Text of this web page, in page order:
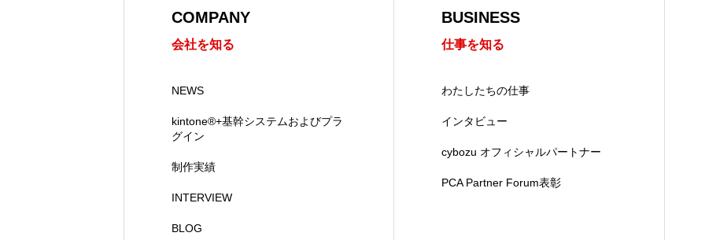
COMPANY
会社を知る
NEWS
kintone®+基幹システムおよびプラ
グイン
制作実績
INTERVIEW
BLOG
BUSINESS
仕事を知る
わたしたちの仕事
インタビュー
cybozu オフィシャルパートナー
PCA Partner Forum表彰